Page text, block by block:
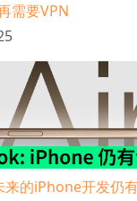
需要VPN
来的iPhone开发仍